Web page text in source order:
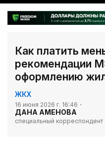
Как платить
рекомендации
оформлению
ЖКХ
16 июня 2026 г. 16:46
ДАНА АМЕНОВА
специальный корреспондент